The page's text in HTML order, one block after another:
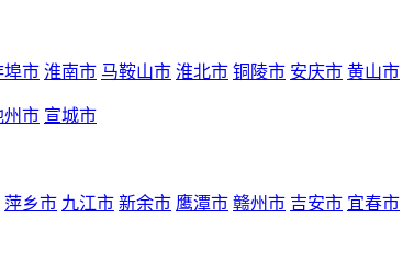
埠市 淮南市 马鞍山市 淮北市 铜陵市 安庆市 黄山市
州市 宣城市
萍乡市 九江市 新余市 鹰潭市 赣州市 吉安市 宜春市